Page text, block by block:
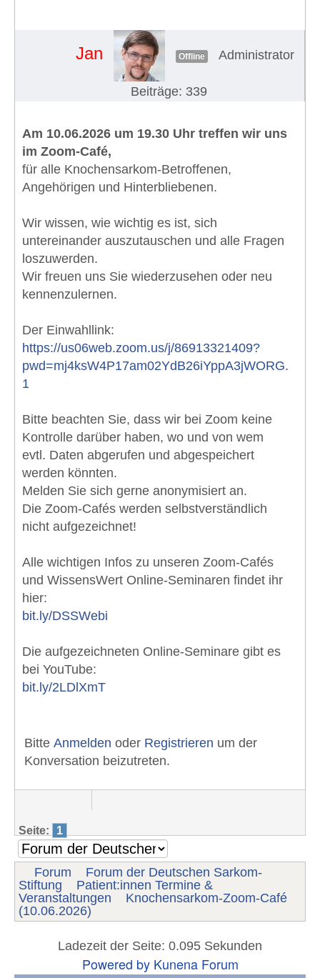
Jan Offline Administrator
Beiträge: 339
Am 10.06.2026 um 19.30 Uhr treffen wir uns
im Zoom-Café,
für alle Knochensarkom-Betroffenen,
Angehörigen und Hinterbliebenen.
Wir wissen, wie wichtig es ist, sich
untereinander auszutauschen und alle Fragen
loszuwerden.
Wir freuen uns Sie wiederzusehen oder neu
kennenzulernen.
Der Einwahllink:
https://us06web.zoom.us/j/86913321409?
pwd=mj4ksW4P17am02YdB26iYppA3jWORG.
1
Bitte beachten Sie, dass wir bei Zoom keine
Kontrolle darüber haben, wo und von wem
evtl. Daten abgerufen und abgespeichert
werden könnten.
Melden Sie sich gerne anonymisiert an.
Die Zoom-Cafés werden selbstverständlich
nicht aufgezeichnet!
Alle wichtigen Infos zu unseren Zoom-Cafés
und WissensWert Online-Seminaren findet ihr
hier:
bit.ly/DSSWebi
Die aufgezeichneten Online-Seminare gibt es
bei YouTube:
bit.ly/2LDlXmT
Bitte Anmelden oder Registrieren um der
Konversation beizutreten.
Seite: 1
Forum
Forum der Deutschen Sarkom-
Stiftung
Patient:innen Termine &
Veranstaltungen
Knochensarkom-Zoom-Café
(10.06.2026)
Ladezeit der Seite: 0.095 Sekunden
Powered by Kunena Forum